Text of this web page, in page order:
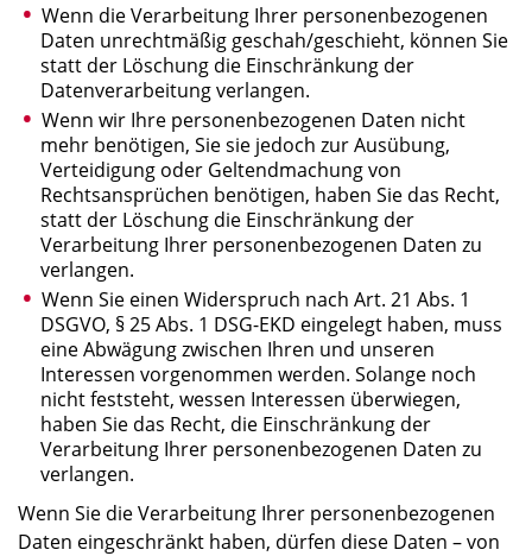
Wenn die Verarbeitung Ihrer personenbezogenen
Daten unrechtmäßig geschah/geschieht, können Sie
statt der Löschung die Einschränkung der
Datenverarbeitung verlangen.
Wenn wir Ihre personenbezogenen Daten nicht
mehr benötigen, Sie sie jedoch zur Ausübung,
Verteidigung oder Geltendmachung von
Rechtsansprüchen benötigen, haben Sie das Recht,
statt der Löschung die Einschränkung der
Verarbeitung Ihrer personenbezogenen Daten zu
verlangen.
Wenn Sie einen Widerspruch nach Art. 21 Abs. 1
DSGVO, § 25 Abs. 1 DSG-EKD eingelegt haben, muss
eine Abwägung zwischen Ihren und unseren
Interessen vorgenommen werden. Solange noch
nicht feststeht, wessen Interessen überwiegen,
haben Sie das Recht, die Einschränkung der
Verarbeitung Ihrer personenbezogenen Daten zu
verlangen.
Wenn Sie die Verarbeitung Ihrer personenbezogenen
Daten eingeschränkt haben, dürfen diese Daten – von